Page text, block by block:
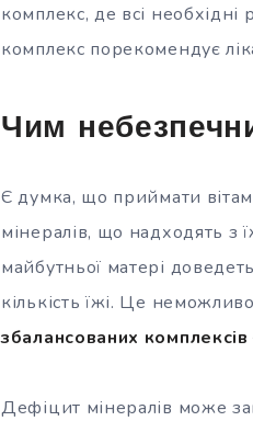
комплекс, де всі
комплекс порекомендує
Чим
Є думка, що приймати
мінералів, що надходять з
майбутньої матері
кількість їжі. Це
збалансованих
Дефіцит мінералів може